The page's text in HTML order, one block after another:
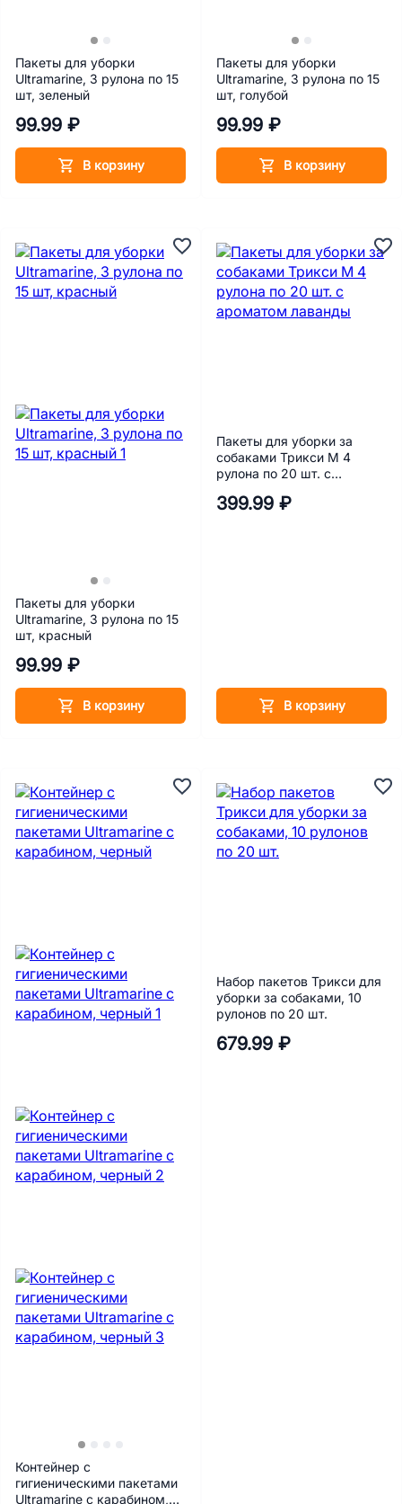
Пакеты для уборки
Ultramarine, 3 рулона по 15
шт, зеленый
99.99 ₽
В корзину
Пакеты для уборки
Ultramarine, 3 рулона по 15
шт, голубой
99.99 ₽
В корзину
Пакеты для уборки
Ultramarine, 3 рулона по 15
шт, красный
99.99 ₽
В корзину
Пакеты для уборки за
собаками Трикси M 4
рулона по 20 шт. с
399.99 ₽
В корзину
Контейнер с
гигиеническими пакетами
Ultramarine с карабином,
Набор пакетов Трикси для
уборки за собаками, 10
рулонов по 20 шт.
679.99 ₽